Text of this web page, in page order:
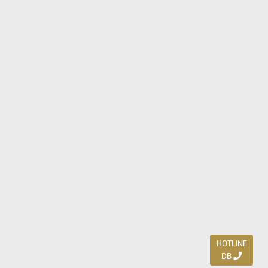
HOTLINE
DB